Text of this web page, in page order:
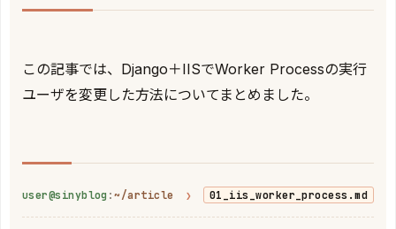
この記事では、Django＋IISでWorker Processの実行
ユーザを変更した方法についてまとめました。
user@sinyblog :~/article ❯ 01_iis_worker_process.md